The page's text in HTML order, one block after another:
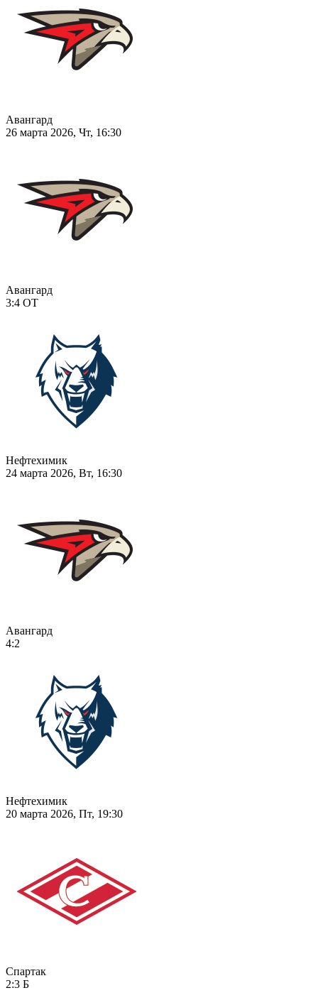
Авангард
26 марта 2026, Чт, 16:30
Авангард
3:4 ОТ
Нефтехимик
24 марта 2026, Вт, 16:30
Авангард
4:2
Нефтехимик
20 марта 2026, Пт, 19:30
Спартак
2:3 Б